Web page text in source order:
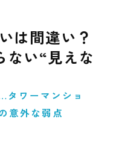
は間違い？
ない“見えな
タワーマンショ
意外な弱点